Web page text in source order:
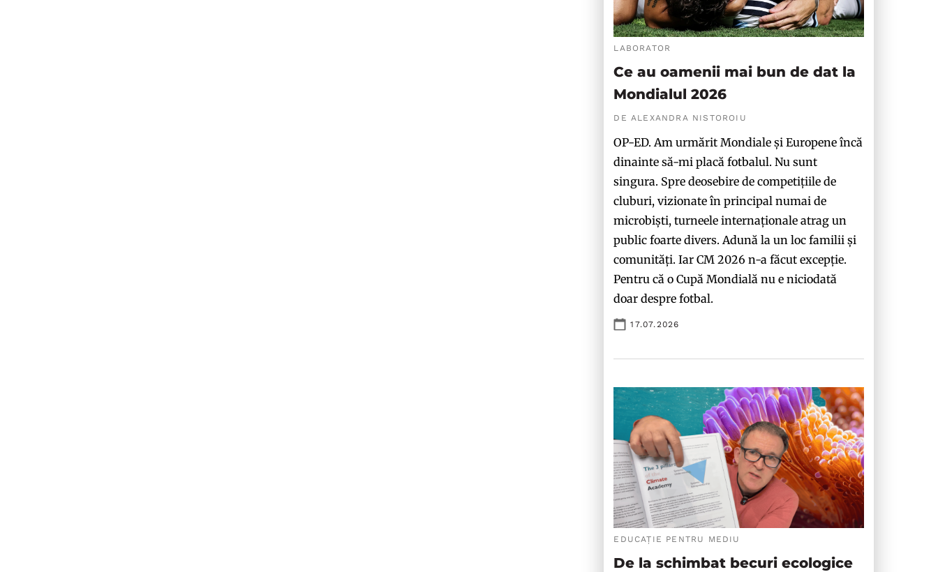
LABORATOR
Ce au oamenii mai bun de dat la
Mondialul 2026
DE ALEXANDRA NISTOROIU
OP-ED. Am urmărit Mondiale și Europene încă
dinainte să-mi placă fotbalul. Nu sunt
singura. Spre deosebire de competițiile de
cluburi, vizionate în principal numai de
microbiști, turneele internaționale atrag un
public foarte divers. Adună la un loc familii și
comunități. Iar CM 2026 n-a făcut excepție.
Pentru că o Cupă Mondială nu e niciodată
doar despre fotbal.
17.07.2026
EDUCAȚIE PENTRU MEDIU
De la schimbat becuri ecologice